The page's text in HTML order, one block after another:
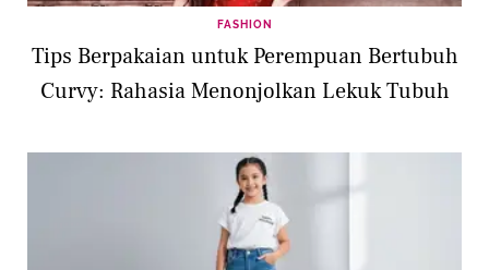
FASHION
Tips Berpakaian untuk Perempuan Bertubuh
Curvy: Rahasia Menonjolkan Lekuk Tubuh